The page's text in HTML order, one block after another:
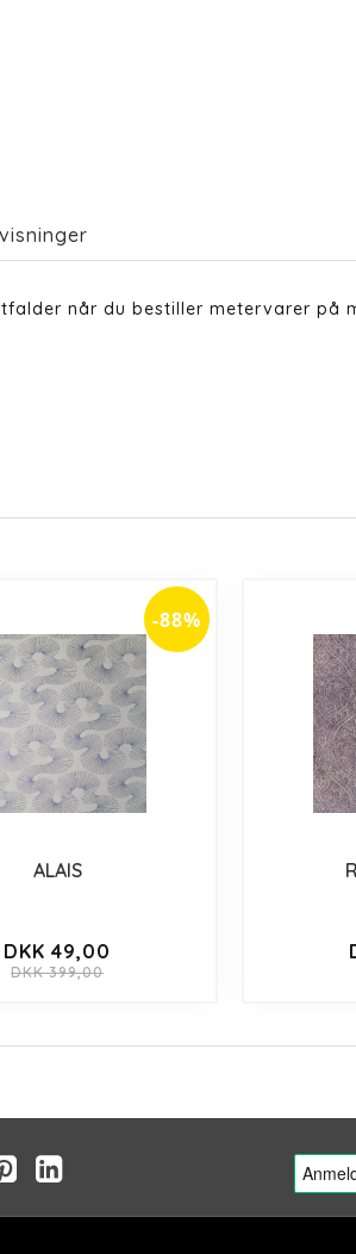
når du bestiller metervarer på
-88%
ALAIS
DKK 49,00
DKK 399,00